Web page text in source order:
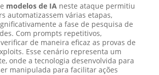
modelos de IAneste ataque permitiu
automatizassem várias etapas,
a fase de pesquisa de
Com prompts repetitivos,
de maneira eficaz as provas de
Esse cenário representa um
onde a tecnologia desenvolvida para
manipulada para facilitar ações